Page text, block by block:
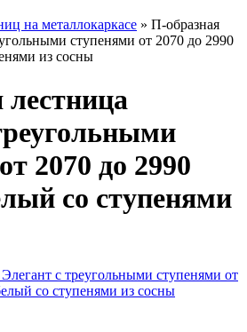
на металлокаркасе » П-образная
ступенями от 2070 до 2990
из сосны
2070 до 2990
со ступенями